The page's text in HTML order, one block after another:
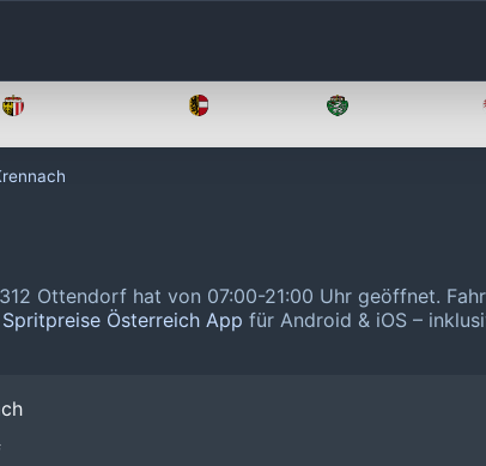
Ottendorf hat von 07:00-21:00 Uhr geöffnet.
Spritpreise Österreich App für Android & iOS –